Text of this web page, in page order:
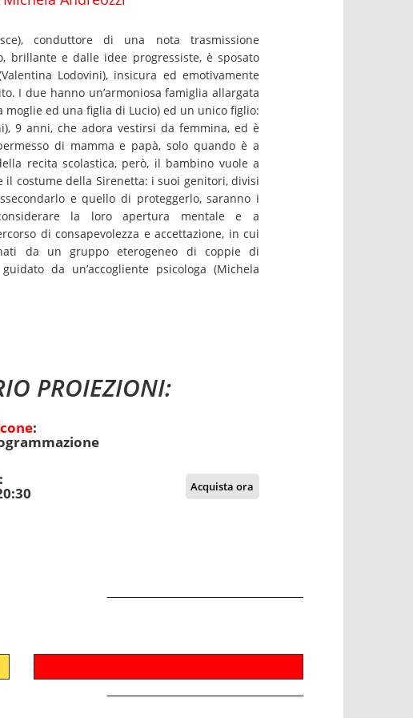
conduttore di una nota trasmissione
brillante e dalle idee progressiste, è sposato
Lodovini), insicura ed emotivamente
I due hanno un’armoniosa famiglia allargata
moglie ed una figlia di Lucio) ed un unico figlio:
9 anni, che adora vestirsi da femmina, ed è
di mamma e papà, solo quando è a
recita scolastica, però, il bambino vuole a
il costume della Sirenetta: i suoi genitori, divisi
e quello di proteggerlo, saranno i
la loro apertura mentale e a
di consapevolezza e accettazione, in cui
da un gruppo eterogeneo di coppie di
da un’accogliente psicologa (Michela
PROIEZIONI:
:
: Acquista ora